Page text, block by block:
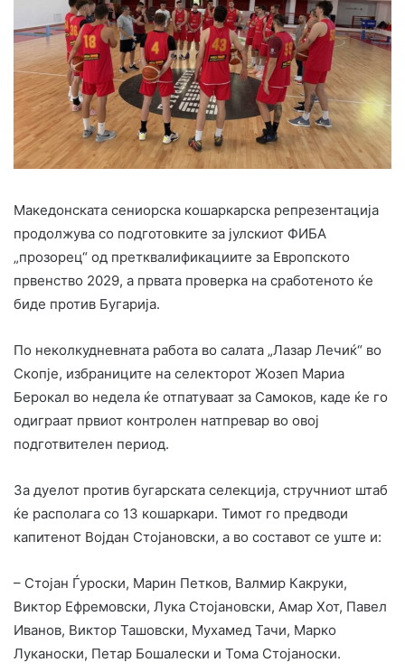
Македонската сениорска кошаркарска репрезентација
продолжува со подготовките за јулскиот ФИБА
„прозорец“ од претквалификациите за Европското
првенство 2029, а првата проверка на сработеното ќе
биде против Бугарија.
По неколкудневната работа во салата „Лазар Лечиќ“ во
Скопје, избраниците на селекторот Жозеп Мариа
Берокал во недела ќе отпатуваат за Самоков, каде ќе го
одиграат првиот контролен натпревар во овој
подготвителен период.
За дуелот против бугарската селекција, стручниот штаб
ќе располага со 13 кошаркари. Тимот го предводи
капитенот Војдан Стојановски, а во составот се уште и:
– Стојан Ѓуроски, Марин Петков, Валмир Какруки,
Виктор Ефремовски, Лука Стојановски, Амар Хот, Павел
Иванов, Виктор Ташовски, Мухамед Тачи, Марко
Луканоски, Петар Бошалески и Тома Стојаноски.